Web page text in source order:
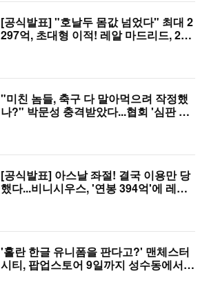
[공식발표] "호날두 몸값 넘었다" 최대 2
297억, 초대형 이적! 레알 마드리드, 21
"미친 놈들, 축구 다 말아먹으려 작정했
나?" 박문성 충격받았다...협회 '심판 성
[공식발표] 아스날 좌절! 결국 이용만 당
했다...비니시우스, '연봉 394억'에 레알
'홀란 한글 유니폼을 판다고?' 맨체스터
시티, 팝업스토어 9일까지 성수동에서